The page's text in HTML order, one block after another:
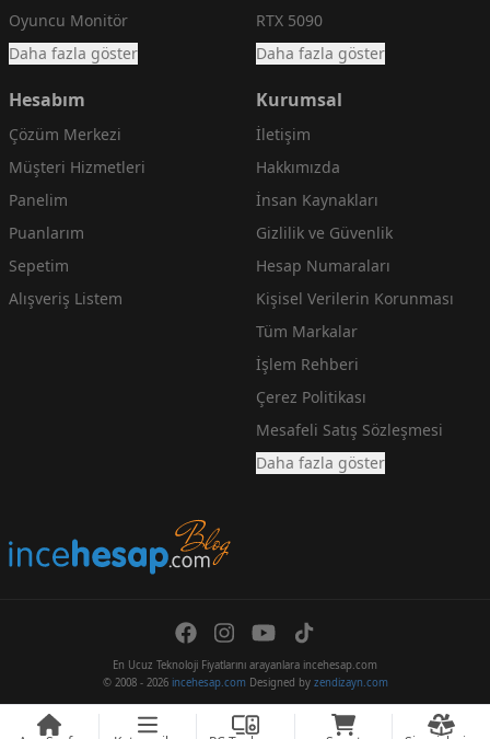
Oyuncu Monitör
Daha fazla göster
RTX 5090
Daha fazla göster
Hesabım
Çözüm Merkezi
Müşteri Hizmetleri
Panelim
Puanlarım
Sepetim
Alışveriş Listem
Kurumsal
İletişim
Hakkımızda
İnsan Kaynakları
Gizlilik ve Güvenlik
Hesap Numaraları
Kişisel Verilerin Korunması
Tüm Markalar
İşlem Rehberi
Çerez Politikası
Mesafeli Satış Sözleşmesi
Daha fazla göster
En Ucuz Teknoloji Fiyatlarını arayanlara incehesap.com
© 2008 - 2026 incehesap.comDesigned by zendizayn.com